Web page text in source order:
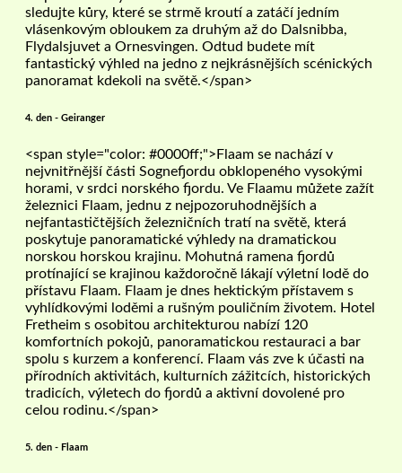
sledujte kůry, které se strmě kroutí a zatáčí jedním
vlásenkovým obloukem za druhým až do Dalsnibba,
Flydalsjuvet a Ornesvingen. Odtud budete mít
fantastický výhled na jedno z nejkrásnějších scénických
panoramat kdekoli na světě.</span>
4. den - Geiranger
<span style="color: #0000ff;">Flaam se nachází v
nejvnitřnější části Sognefjordu obklopeného vysokými
horami, v srdci norského fjordu. Ve Flaamu můžete zažít
železnici Flaam, jednu z nejpozoruhodnějších a
nejfantastičtějších železničních tratí na světě, která
poskytuje panoramatické výhledy na dramatickou
norskou horskou krajinu. Mohutná ramena fjordů
protínající se krajinou každoročně lákají výletní lodě do
přístavu Flaam. Flaam je dnes hektickým přístavem s
vyhlídkovými loděmi a rušným pouličním životem. Hotel
Fretheim s osobitou architekturou nabízí 120
komfortních pokojů, panoramatickou restauraci a bar
spolu s kurzem a konferencí. Flaam vás zve k účasti na
přírodních aktivitách, kulturních zážitcích, historických
tradicích, výletech do fjordů a aktivní dovolené pro
celou rodinu.</span>
5. den - Flaam